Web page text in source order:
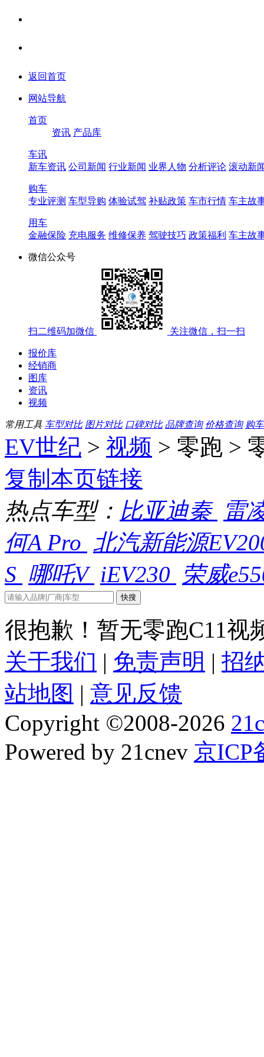
返回首页
网站导航
首页
资讯 产品库
车讯
新车资讯 公司新闻 行业新闻 业界人物 分析评论 滚动新
购车
专业评测 车型导购 体验试驾 补贴政策 车市行情 车主故
用车
金融保险 充电服务 维修保养 驾驶技巧 政策福利 车主故
微信公众号
扫二维码加微信 关注微信，扫一扫
报价库
经销商
图库
资讯
视频
常用工具 车型对比 图片对比 口碑对比 品牌查询 价格查询 购
EV世纪 > 视频 > 零跑 >
复制本页链接
热点车型： 比亚迪秦 雷
何A Pro 北汽新能源
S 哪吒V iEV230 荣威
很抱歉！暂无零跑C11视
关于我们 | 免责声明 | 招
站地图 | 意见反馈
Copyright ©2008-2026
Powered by 21cnev 京ICP